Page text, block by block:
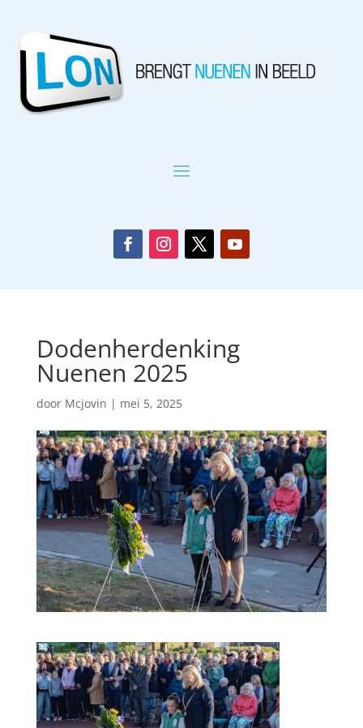
Dodenherdenking
Nuenen 2025
door Mcjovin | mei 5, 2025